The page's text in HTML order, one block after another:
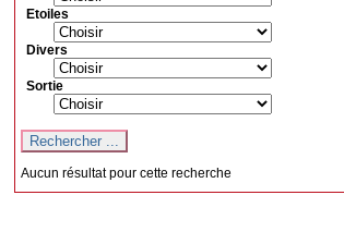
Etoiles
Divers
Sortie
Aucun résultat pour cette recherche